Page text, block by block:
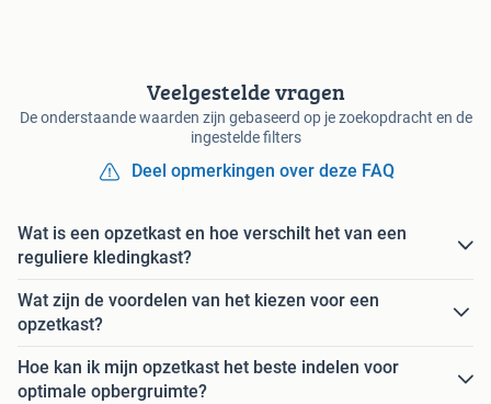
Veelgestelde vragen
De onderstaande waarden zijn gebaseerd op je zoekopdracht en de
ingestelde filters
Deel opmerkingen over deze FAQ
Wat is een opzetkast en hoe verschilt het van een
reguliere kledingkast?
Wat zijn de voordelen van het kiezen voor een
opzetkast?
Hoe kan ik mijn opzetkast het beste indelen voor
optimale opbergruimte?